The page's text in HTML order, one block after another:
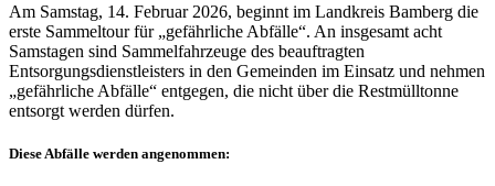
Am Samstag, 14. Februar 2026, beginnt im Landkreis Bamberg die
erste Sammeltour für „gefährliche Abfälle“. An insgesamt acht
Samstagen sind Sammelfahrzeuge des beauftragten
Entsorgungsdienstleisters in den Gemeinden im Einsatz und nehmen
„gefährliche Abfälle“ entgegen, die nicht über die Restmülltonne
entsorgt werden dürfen.
Diese Abfälle werden angenommen: